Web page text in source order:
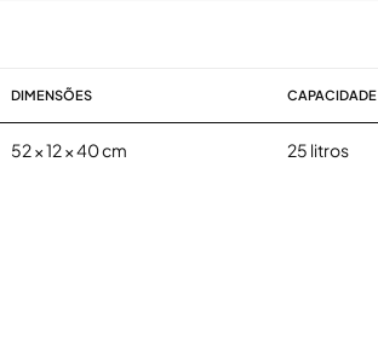
DIMENSÕES CAPACIDADE
52 × 12 × 40 cm 25 litros